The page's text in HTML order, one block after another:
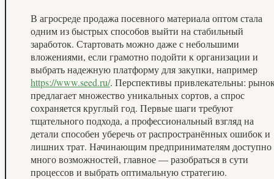
В агросреде продажа посевного материала оптом стала
одним из быстрых способов выйти на стабильный
заработок. Стартовать можно даже с небольшими
вложениями, если грамотно подойти к организации и
выбрать надежную платформу для закупки, например
https://www.seed.ru/. Перспективы привлекательны:
предлагает множество уникальных сортов, а спрос
сохраняется круглый год. Первые шаги требуют
тщательного подхода, а профессиональный взгляд на
детали способен уберечь от распространённых ошибок и
лишних трат. Начинающим предпринимателям доступно
много возможностей, главное — разобраться в сути
процессов и выбрать оптимальную стратегию.